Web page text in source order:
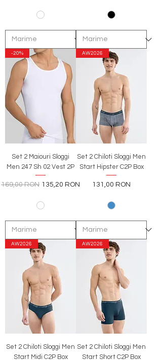
-20%
Set 2 Maiouri Sloggi
Men 247 Sh 02 Vest 2P
Preț normal
169,00 RON Preț redus
135,20 RON
AW2026
Set 2 Chiloti Sloggi Men
Start Hipster C2P Box
Preț
131,00 RON
AW2026
Set 2 Chiloti Sloggi Men
Start Midi C2P Box
AW2026
Set 2 Chiloti Sloggi Men
Start Short C2P Box